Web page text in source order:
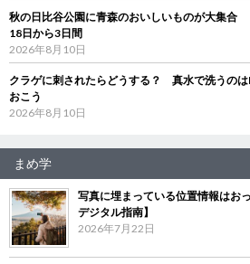
秋の日比谷公園に青森のおいしいものが大集
18日から3日間
2026年8月10日
クラゲに刺されたらどうする？ 真水で洗うの
おこう
2026年8月10日
まめ学
写真に埋まっている位置情報は
デジタル指南】
2026年7月22日